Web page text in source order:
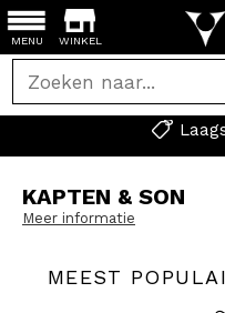
WINKEL
MENU
KAPTEN & SON
Meer informatie
MEEST